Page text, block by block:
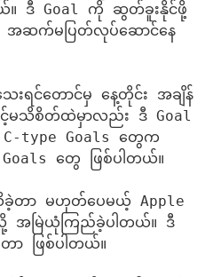
။ ဒီ Goal ကို ဆွတ်ခူးနိုင်ဖို့
အဆက်မပြတ်လုပ်ဆောင်နေ
ရင်တောင်မှ နေ့တိုင်း အချိန်
င့်မသိစိတ်ထဲမှာလည်း ဒီ Goal
type Goals တွေက
တွေ ဖြစ်ပါတယ်။
တာ မဟုတ်ပေမယ့် Apple
အမြဲယုံကြည်ခဲ့ပါတယ်။ ဒီ
ဖြစ်ပါတယ်။